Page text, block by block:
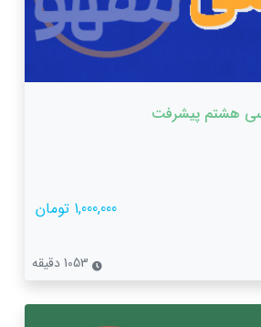
هشتم پیشرفت
1,000,000 تومان